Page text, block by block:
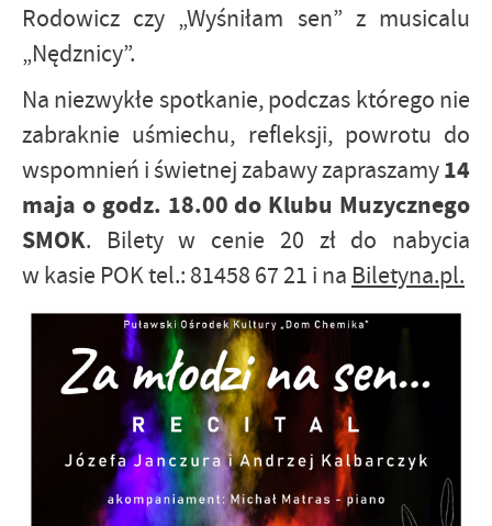
Rodowicz czy „Wyśniłam sen” z musicalu
„Nędznicy”.
Na niezwykłe spotkanie, podczas którego nie
zabraknie uśmiechu, refleksji, powrotu do
wspomnień i świetnej zabawy zapraszamy14
maja o godz. 18.00 do Klubu Muzycznego
SMOK. Bilety w cenie 20 zł do nabycia
w kasie POK tel.: 81458 67 21 i na Biletyna.pl.